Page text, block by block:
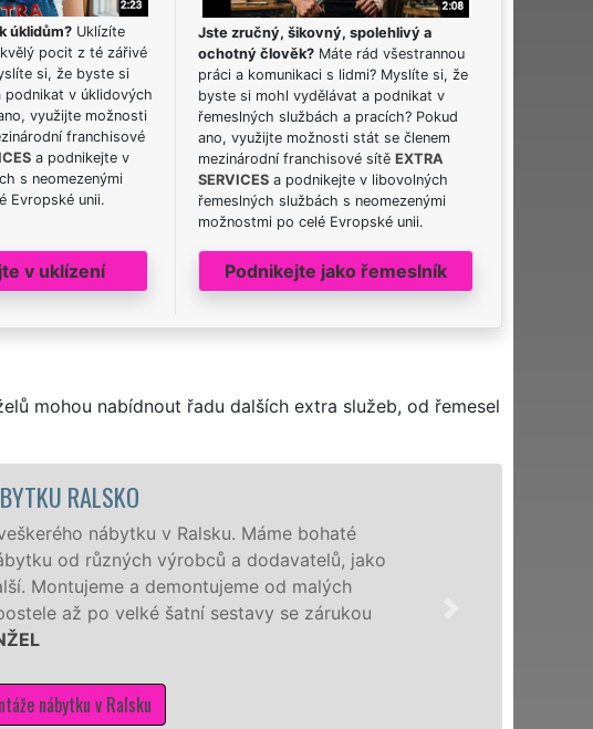
úklidům?Uklízíte
pocit z té zářivé
si, že byste si
podnikat v úklidových
využijte možnosti
franchisové
a podnikejte v
s neomezenými
Evropské unii.
v uklízení
Jste zručný, šikovný, spolehlivý a
ochotný člověk? Máte rád všestrannou
práci a komunikaci s lidmi? Myslíte si, že
byste si mohl vydělávat a podnikat v
řemeslných službách a pracích? Pokud
ano, využijte možnosti stát se členem
mezinárodní franchisové sítěEXTRA
SERVICES a podnikejte v libovolných
řemeslných službách s neomezenými
možnostmi po celé Evropské unii.
Podnikejte jako řemeslník
mohou nabídnout řadu dalších extra služeb, od řemesel
RALSKO
nábytku v Ralsku. Máme bohaté
od různých výrobců a dodavatelů, jako
Montujeme a demontujeme od malých
až po velké šatní sestavy se zárukou
nábytku v Ralsku